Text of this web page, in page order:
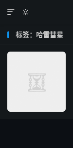


标签：哈雷彗星